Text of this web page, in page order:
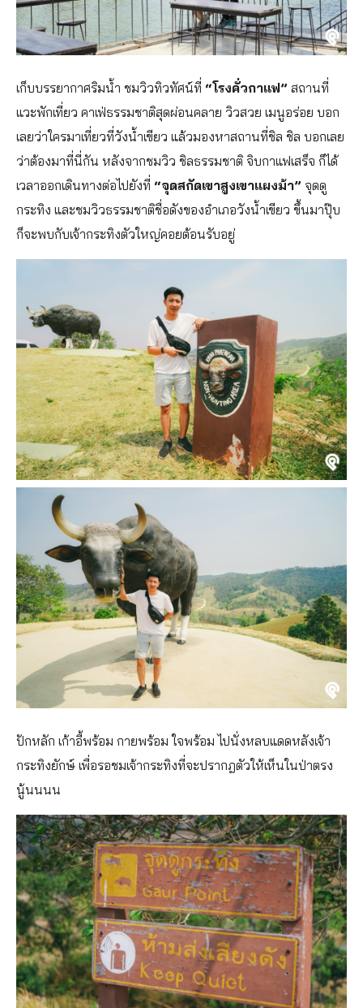
เก็บบรรยากาศริมน้ำ ชมวิวทิวทัศน์ที่ “โรงคั่วกาแฟ” สถานที่
แวะพักเที่ยว คาเฟ่ธรรมชาติสุดผ่อนคลาย วิวสวย เมนูอร่อย บอก
เลยว่าใครมาเที่ยวที่วังน้ำเขียว แล้วมองหาสถานที่ชิล ชิล บอกเลย
ว่าต้องมาที่นี่กัน หลังจากชมวิว ชิลธรรมชาติ จิบกาแฟเสร็จ ก็ได้
เวลาออกเดินทางต่อไปยังที่ “จุดสกัดเขาสูงเขาแผงม้า” จุดดู
กระทิง และชมวิวธรรมชาติชื่อดังของอำเภอวังน้ำเขียว ขึ้นมาปุ๊บ
ก็จะพบกับเจ้ากระทิงตัวใหญ่คอยต้อนรับอยู่
ปักหลัก เก้าอี้พร้อม กายพร้อม ใจพร้อม ไปนั่งหลบแดดหลังเจ้า
กระทิงยักษ์ เพื่อรอชมเจ้ากระทิงที่จะปรากฎตัวให้เห็นในป่าตรง
นู้นนนน